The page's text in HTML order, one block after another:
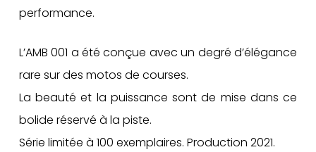
performance.
L’AMB 001 a été conçue avec un degré d’élégance
rare sur des motos de courses.
La beauté et la puissance sont de mise dans ce
bolide réservé à la piste.
Série limitée à 100 exemplaires. Production 2021.